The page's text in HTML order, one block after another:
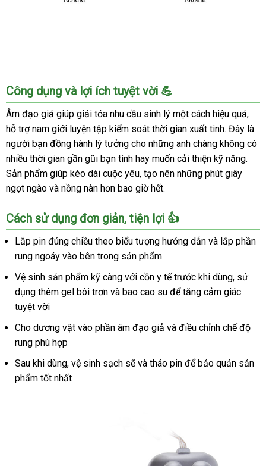
Âm
Đạo
Giả
Siêu
Mịn
Chân
Thật
Kích
Thích
Ngay
Công dụng và lợi ích tuyệt vời 💪
Âm đạo giả giúp giải tỏa nhu cầu sinh lý một cách hiệu quả,
hỗ trợ nam giới luyện tập kiểm soát thời gian xuất tinh. Đây là
người bạn đồng hành lý tưởng cho những anh chàng không có
nhiều thời gian gần gũi bạn tình hay muốn cải thiện kỹ năng.
Sản phẩm giúp kéo dài cuộc yêu, tạo nên những phút giây
ngọt ngào và nồng nàn hơn bao giờ hết.
Cách sử dụng đơn giản, tiện lợi 👍
Lắp pin đúng chiều theo biểu tượng hướng dẫn và lắp phần
rung ngoáy vào bên trong sản phẩm
Vệ sinh sản phẩm kỹ càng với cồn y tế trước khi dùng, sử
dụng thêm gel bôi trơn và bao cao su để tăng cảm giác
tuyệt vời
Cho dương vật vào phần âm đạo giả và điều chỉnh chế độ
rung phù hợp
Sau khi dùng, vệ sinh sạch sẽ và tháo pin để bảo quản sản
phẩm tốt nhất